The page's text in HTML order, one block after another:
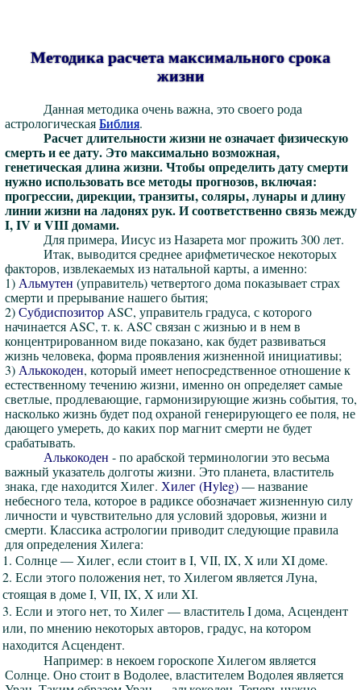
Методика расчета максимального срока
жизни
Данная методика очень важна, это своего рода
астрологическаяБиблия.
Расчет длительности жизни не означает физическую
смерть и ее дату. Это максимально возможная,
генетическая длина жизни. Чтобы определить дату смерти
нужно использовать все методы прогнозов, включая:
прогрессии, дирекции, транзиты, соляры, лунары и длину
линии жизни на ладонях рук. И соответственно связь между
I, IV и VIII домами.
Для примера, Иисус из Назарета мог прожить 300 лет.
Итак, выводится среднее арифметическое некоторых
факторов, извлекаемых из натальной карты, а именно:
1) Альмутен (управитель) четвертого дома показывает страх
смерти и прерывание нашего бытия;
2)Субдиспозитор ASC, управитель градуса, с которого
начинается ASC, т. к. ASC связан с жизнью и в нем в
концентрированном виде показано, как будет развиваться
жизнь человека, форма проявления жизненной инициативы;
3) Алькокоден, который имеет непосредственное отношение к
естественному течению жизни, именно он определяет самые
светлые, продлевающие, гармонизирующие жизнь события, то,
насколько жизнь будет под охраной генерирующего ее поля, не
дающего умереть, до каких пор магнит смерти не будет
срабатывать.
Алькокоден - по арабской терминологии это весьма
важный указатель долготы жизни. Это планета, властитель
знака, где находится Хилег. Хилег (Hyleg)— название
небесного тела, которое в радиксе обозначает жизненную силу
личности и чувствительно для условий здоровья, жизни и
смерти. Классика астрологии приводит следующие правила
для определения Хилега:
1. Солнце — Хилег, если стоит в I, VII, IX, X или XI доме.
2. Если этого положения нет, то Хилегом является Луна,
стоящая в доме I, VII, IX, X или XI.
3. Если и этого нет, то Хилег — властитель I дома, Асцендент
или, по мнению некоторых авторов, градус, на котором
находится Асцендент.
Например: в некоем гороскопе Хилегом является
Солнце. Оно стоит в Водолее, властителем Водолея является